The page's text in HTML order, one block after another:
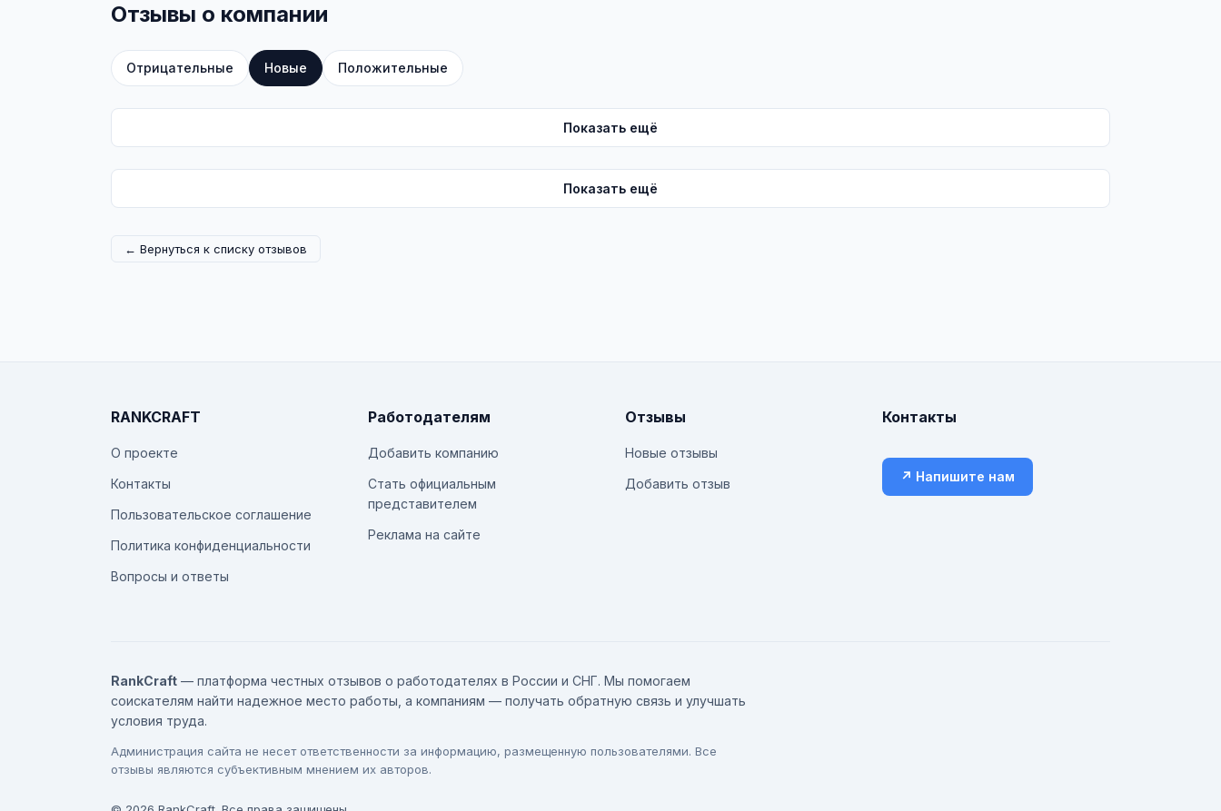
Отзывы о компании
Отрицательные Новые Положительные
Показать ещё
Показать ещё
← Вернуться к списку отзывов
RANKCRAFT
О проекте
Контакты
Пользовательское соглашение
Политика конфиденциальности
Вопросы и ответы
Работодателям
Добавить компанию
Стать официальным
представителем
Реклама на сайте
Отзывы
Новые отзывы
Добавить отзыв
Контакты
↗ Напишите нам
RankCraft — платформа честных отзывов о работодателях в России и СНГ. Мы помогаем
соискателям найти надежное место работы, а компаниям — получать обратную связь и улучшать
условия труда.
Администрация сайта не несет ответственности за информацию, размещенную пользователями. Все
отзывы являются субъективным мнением их авторов.